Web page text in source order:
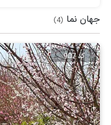
جهان نما (4)
کد 907